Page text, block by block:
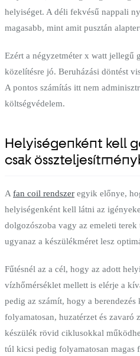
helyiséget. A déli fekvésű nappali
magasabb, mint amit pusztán
Ezért a négyzetméter x watt jellegű
közelítésre jó. Beruházási döntést
A pontos számítás itt nem
költségvédelem.
Helyiségenként kell
csak
A fan coil rendszer egyik előnye,
helyiségenként kell látni az
dolgozószoba vagy az emeleti terek
ugyanaz a készülékméret lesz
Fűtésnél az a cél, hogy az adott
vízhőmérséklet mellett is elérje a
pedig az számít, hogy a berendezés
folyamatosan, huzatérzet és
készülék rövid ciklusokkal
túl kicsi pedig folyamatosan magas